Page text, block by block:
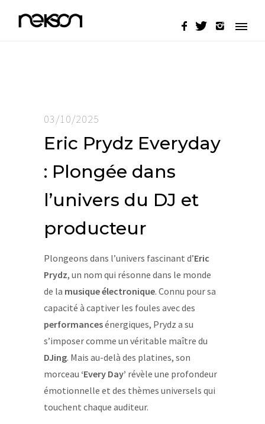
03/10/2025
Eric Prydz Everyday
: Plongée dans
l’univers du DJ et
producteur
Plongeons dans l’univers fascinant d’Eric
Prydz, un nom qui résonne dans le monde
de la musique électronique. Connu pour sa
capacité à captiver les foules avec des
performancesénergiques, Prydz a su
s’imposer comme un véritable maître du
DJing. Mais au-delà des platines, son
morceau ‘Every Day’ révèle une profondeur
émotionnelle et des thèmes universels qui
touchent chaque auditeur.